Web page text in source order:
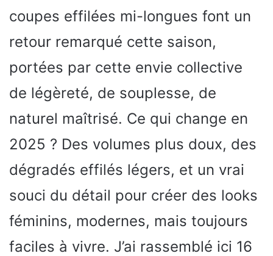
coupes effilées mi-longues font un
retour remarqué cette saison,
portées par cette envie collective
de légèreté, de souplesse, de
naturel maîtrisé. Ce qui change en
2025 ? Des volumes plus doux, des
dégradés effilés légers, et un vrai
souci du détail pour créer des looks
féminins, modernes, mais toujours
faciles à vivre. J’ai rassemblé ici 16